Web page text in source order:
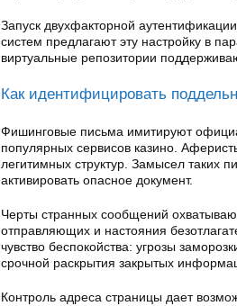
Запуск двухфакторной
систем предлагают эту настройку в
виртуальные репозитории
Как идентифицировать
Фишинговые письма имитируют
популярных сервисов казино.
легитимных структур. Замысел таких
активировать опасное документ.
Черты странных сообщений
отправляющих и настояния
чувство беспокойства: угрозы
срочной раскрытия закрытых
Контроль адреса страницы дает